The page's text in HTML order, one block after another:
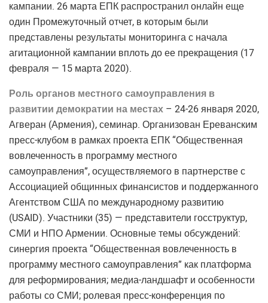
кампании. 26 марта ЕПК распространил онлайн еще
один Промежуточный отчет, в которым были
представлены результаты мониторинга с начала
агитационной кампании вплоть до ее прекращения (17
февраля — 15 марта 2020).
Роль органов местного самоуправления в
развитии демократии на местах – 24-26 января 2020,
Агверан (Армения), семинар. Организован Ереванским
пресс-клубом в рамках проекта ЕПК “Общественная
вовлеченность в программу местного
самоуправления”, осуществляемого в партнерстве с
Ассоциацией общинных финансистов и поддержанного
Агентством США по международному развитию
(USAID). Участники (35) — представители госструктур,
СМИ и НПО Армении. Основные темы обсуждений:
синергия проекта “Общественная вовлеченность в
программу местного самоуправления” как платформа
для реформирования; медиа-ландшафт и особенности
работы со СМИ; ролевая пресс-конференция по